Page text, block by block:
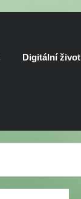
Digitální život